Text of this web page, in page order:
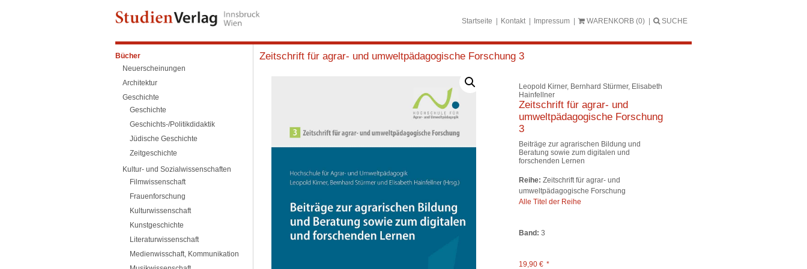
Startseite Kontakt Impressum WARENKORB (0) SUCHE
Bücher
Neuerscheinungen
Architektur
Geschichte
Geschichte
Geschichts-/Politikdidaktik
Jüdische Geschichte
Zeitgeschichte
Kultur- und Sozialwissenschaften
Filmwissenschaft
Frauenforschung
Kulturwissenschaft
Kunstgeschichte
Literaturwissenschaft
Medienwisschaft, Kommunikation
Zeitschrift für agrar- und umweltpädagogische Forschung 3
Leopold Kirner, Bernhard Stürmer, Elisabeth
Hainfellner
Zeitschrift für agrar- und
umweltpädagogische Forschung
3
Beiträge zur agrarischen Bildung und
Beratung sowie zum digitalen und
forschenden Lernen
Reihe: Zeitschrift für agrar- und
umweltpädagogische Forschung
Alle Titel der Reihe
Band: 3
19,90 € *